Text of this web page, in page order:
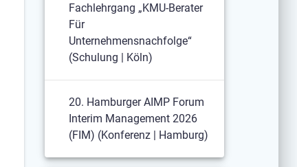
Fachlehrgang „KMU-Berater
Für
Unternehmensnachfolge“
(Schulung | Köln)
20. Hamburger AIMP Forum
Interim Management 2026
(FIM) (Konferenz | Hamburg)